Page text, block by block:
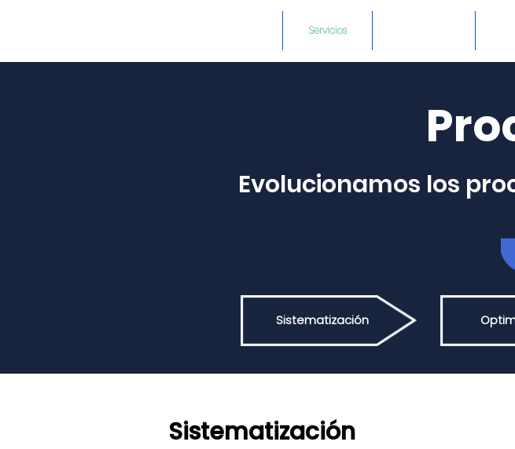
Servicios
Evolucionamos los
Sistematización
Sistematización